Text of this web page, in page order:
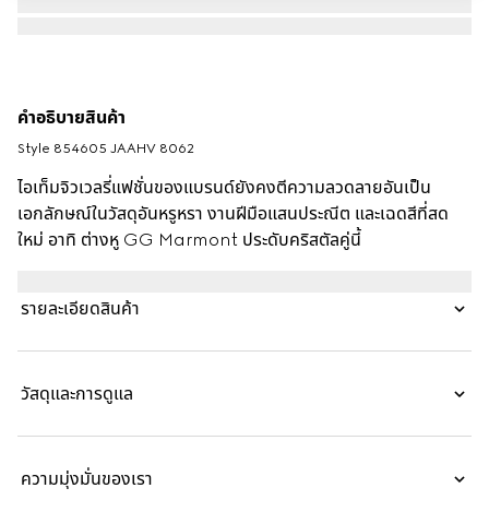
คำอธิบายสินค้า
Style ‎854605 JAAHV 8062
ไอเท็มจิวเวลรี่แฟชั่นของแบรนด์ยังคงตีความลวดลายอันเป็น
เอกลักษณ์ในวัสดุอันหรูหรา งานฝีมือแสนประณีต และเฉดสีที่สด
ใหม่ อาทิ ต่างหู GG Marmont ประดับคริสตัลคู่นี้
รายละเอียดสินค้า
วัสดุและการดูแล
ความมุ่งมั่นของเรา